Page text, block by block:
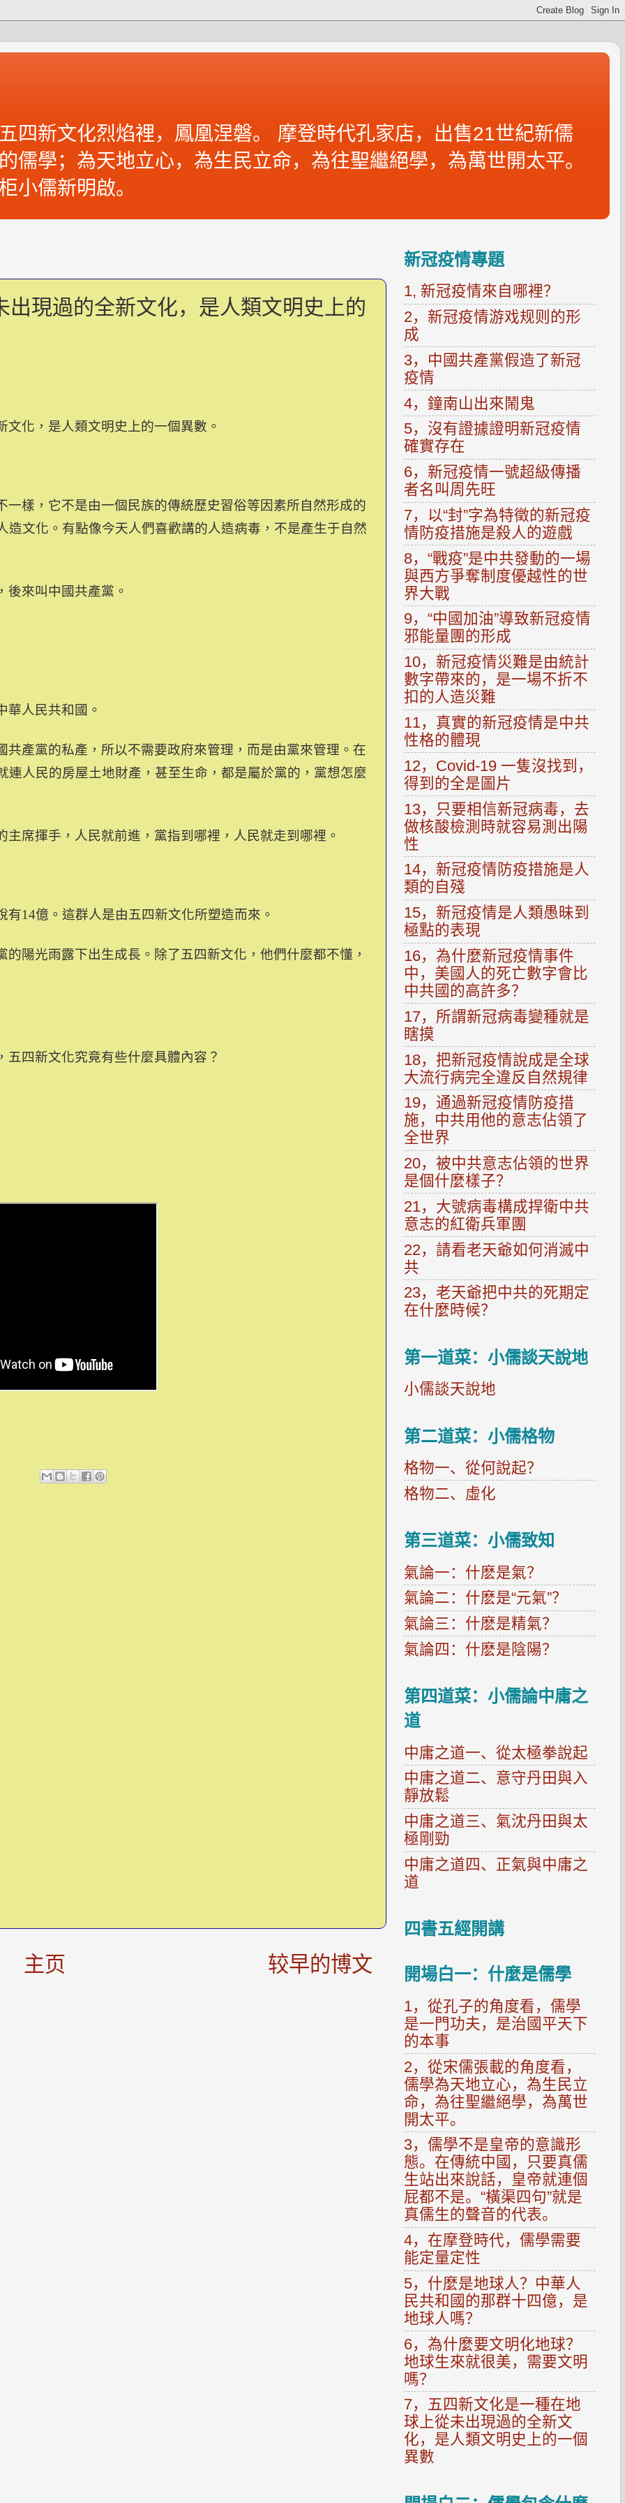
四新文化烈焰裡，鳳凰涅磐。 摩登時代孔家店，出售21世紀新儒
儒學；為天地立心，為生民立命，為往聖繼絕學，為萬世開太平。
小儒新明啟。
現過的全新文化，是人類文明史上的
化，是人類文明史上的一個異數。
樣，它不是由一個民族的傳統歷史習俗等因素所自然形成的
文化。有點像今天人們喜歡講的人造病毒，不是產生于自然
來叫中國共產黨。
華人民共和國。
產黨的私產，所以不需要政府來管理，而是由黨來管理。在
人民的房屋土地財產，甚至生命，都是屬於黨的，黨想怎麼
席揮手，人民就前進，黨指到哪裡，人民就走到哪裡。
有14億。這群人是由五四新文化所塑造而來。
陽光雨露下出生成長。除了五四新文化，他們什麼都不懂，
四新文化究竟有些什麼具體內容？
较早的博文
主页
新冠疫情專題
1, 新冠疫情來自哪裡？
2，新冠疫情游戏规则的形
成
3，中國共產黨假造了新冠
疫情
4，鐘南山出來鬧鬼
5，沒有證據證明新冠疫情
確實存在
6，新冠疫情一號超級傳播
者名叫周先旺
7，以“封”字為特徵的新冠疫
情防疫措施是殺人的遊戲
8，“戰疫”是中共發動的一場
與西方爭奪制度優越性的世
界大戰
9，“中國加油”導致新冠疫情
邪能量團的形成
10，新冠疫情災難是由統計
數字帶來的，是一場不折不
扣的人造災難
11，真實的新冠疫情是中共
性格的體現
12，Covid-19 一隻沒找到，
得到的全是圖片
13，只要相信新冠病毒，去
做核酸檢測時就容易測出陽
性
14，新冠疫情防疫措施是人
類的自殘
15，新冠疫情是人類愚昧到
極點的表現
16，為什麼新冠疫情事件
中，美國人的死亡數字會比
中共國的高許多？
17，所謂新冠病毒變種就是
瞎摸
18，把新冠疫情說成是全球
大流行病完全違反自然規律
19，通過新冠疫情防疫措
施，中共用他的意志佔領了
全世界
20，被中共意志佔領的世界
是個什麼樣子？
21，大號病毒構成捍衛中共
意志的紅衛兵軍團
22，請看老天爺如何消滅中
共
23，老天爺把中共的死期定
在什麼時候？
第一道菜：小儒談天說地
小儒談天說地
第二道菜：小儒格物
格物一、從何說起？
格物二、虛化
第三道菜：小儒致知
氣論一：什麽是氣？
氣論二：什麽是“元氣”？
氣論三：什麽是精氣？
氣論四：什麽是陰陽？
第四道菜：小儒論中庸之
道
中庸之道一、從太極拳說起
中庸之道二、意守丹田與入
靜放鬆
中庸之道三、氣沈丹田與太
極剛勁
中庸之道四、正氣與中庸之
道
四書五經開講
開場白一：什麼是儒學
1，從孔子的角度看，儒學
是一門功夫，是治國平天下
的本事
2，從宋儒張載的角度看，
儒學為天地立心，為生民立
命，為往聖繼絕學，為萬世
開太平。
3，儒學不是皇帝的意識形
態。在傳統中國，只要真儒
生站出來說話，皇帝就連個
屁都不是。“橫渠四句”就是
真儒生的聲音的代表。
4，在摩登時代，儒學需要
能定量定性
5，什麼是地球人？中華人
民共和國的那群十四億，是
地球人嗎？
6，為什麼要文明化地球？
地球生來就很美，需要文明
嗎？
7，五四新文化是一種在地
球上從未出現過的全新文
化，是人類文明史上的一個
異數